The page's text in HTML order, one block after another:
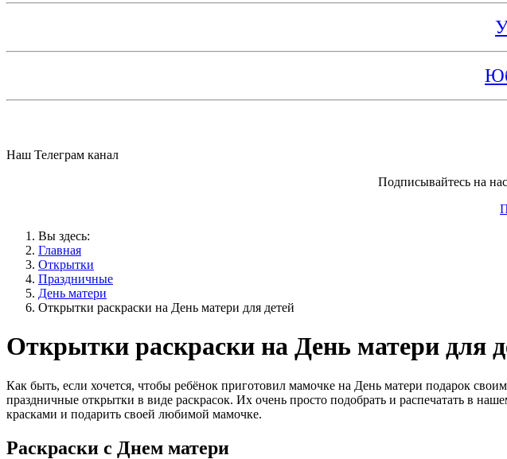
Наш Телеграм канал
Подписывайтесь на
Вы здесь:
Главная
Открытки
Праздничные
День матери
Открытки раскраски на День матери для детей
Открытки раскраски на День матери для
Как быть, если хочется, чтобы ребёнок приготовил мамочке на День матери подарок
праздничные открытки в виде раскрасок. Их очень просто подобрать и распечатать в
красками и подарить своей любимой мамочке.
Раскраски с Днем матери